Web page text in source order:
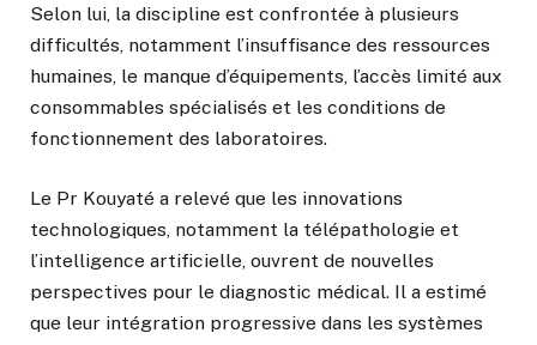
Selon lui, la discipline est confrontée à plusieurs
difficultés, notamment l’insuffisance des ressources
humaines, le manque d’équipements, l’accès limité aux
consommables spécialisés et les conditions de
fonctionnement des laboratoires.
Le Pr Kouyaté a relevé que les innovations
technologiques, notamment la télépathologie et
l’intelligence artificielle, ouvrent de nouvelles
perspectives pour le diagnostic médical. Il a estimé
que leur intégration progressive dans les systèmes